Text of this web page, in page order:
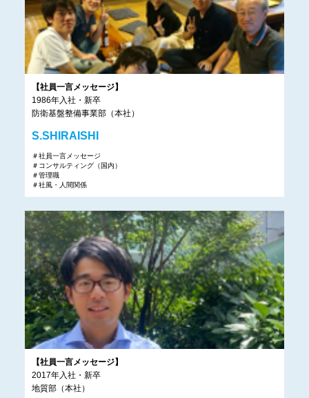
【社員一言メッセージ】
1986年入社・新卒
防衛基盤整備事業部（本社）
S.SHIRAISHI
＃社員一言メッセージ
＃コンサルティング（国内）
＃管理職
＃社風・人間関係
【社員一言メッセージ】
2017年入社・新卒
地質部（本社）